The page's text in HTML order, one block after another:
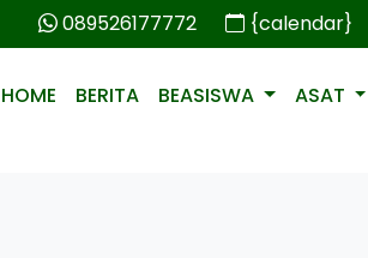
089526177772 {calendar}
HOME BERITA BEASISWA ASAT